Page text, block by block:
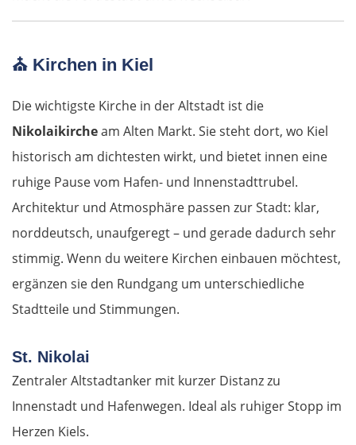
⛪ Kirchen in Kiel
Die wichtigste Kirche in der Altstadt ist die
Nikolaikircheam Alten Markt. Sie steht dort, wo Kiel
historisch am dichtesten wirkt, und bietet innen eine
ruhige Pause vom Hafen- und Innenstadttrubel.
Architektur und Atmosphäre passen zur Stadt: klar,
norddeutsch, unaufgeregt – und gerade dadurch sehr
stimmig. Wenn du weitere Kirchen einbauen möchtest,
ergänzen sie den Rundgang um unterschiedliche
Stadtteile und Stimmungen.
St. Nikolai
Zentraler Altstadtanker mit kurzer Distanz zu
Innenstadt und Hafenwegen. Ideal als ruhiger Stopp im
Herzen Kiels.